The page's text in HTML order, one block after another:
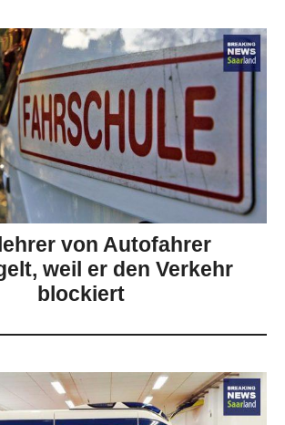
von Autofahrer
weil er den Verkehr
blockiert